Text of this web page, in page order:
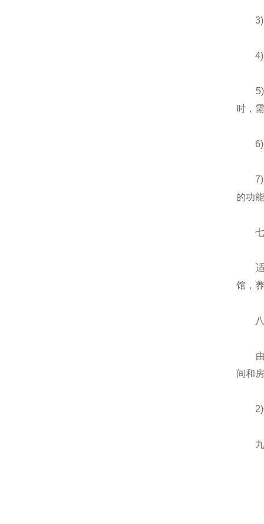
3)防
4)防
5)低
时，
6)配
7)配
的功
七
适用
馆，
八、
由于
间和
2)健
九、